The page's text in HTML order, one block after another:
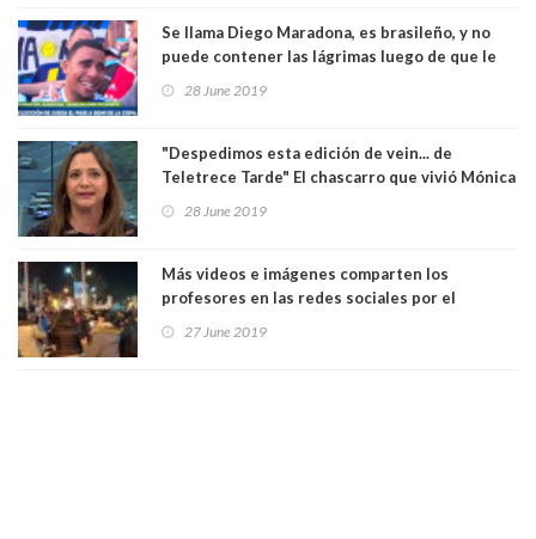
Se llama Diego Maradona, es brasileño, y no
puede contener las lágrimas luego de que le
28 June 2019
"Despedimos esta edición de vein... de
Teletrece Tarde" El chascarro que vivió Mónica
28 June 2019
Más videos e imágenes comparten los
profesores en las redes sociales por el
27 June 2019